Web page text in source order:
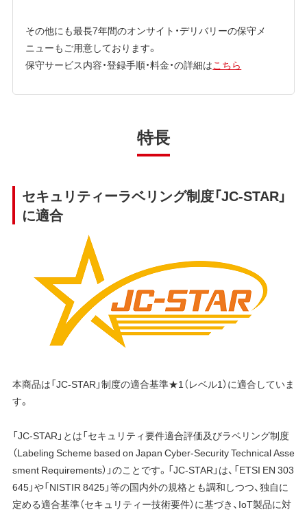
その他にも最長7年間のオンサイト・デリバリーの保守メ
ニューもご用意しております。
保守サービス内容・登録手順・料金・の詳細はこちら
特長
セキュリティーラベリング制度「JC-STAR」
に適合
本商品は「JC-STAR」制度の適合基準★1（レベル1）に適合していま
す。
「JC-STAR」とは「セキュリティ要件適合評価及びラベリング制度
（Labeling Scheme based on Japan Cyber-Security Technical Asse
sment Requirements）」のことです。「JC-STAR」は、「ETSI EN 303
645」や「NISTIR 8425」等の国内外の規格とも調和しつつ、独自に
定める適合基準（セキュリティー技術要件）に基づき、IoT製品に対